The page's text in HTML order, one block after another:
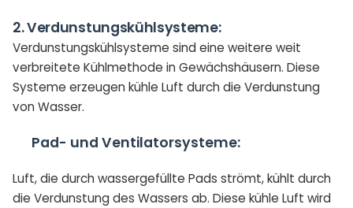
2.Verdunstungskühlsysteme:
Verdunstungskühlsysteme sind eine weitere weit
verbreitete Kühlmethode in Gewächshäusern. Diese
Systeme erzeugen kühle Luft durch die Verdunstung
von Wasser.
Pad- und Ventilatorsysteme:
Luft, die durch wassergefüllte Pads strömt, kühlt durch
die Verdunstung des Wassers ab. Diese kühle Luft wird